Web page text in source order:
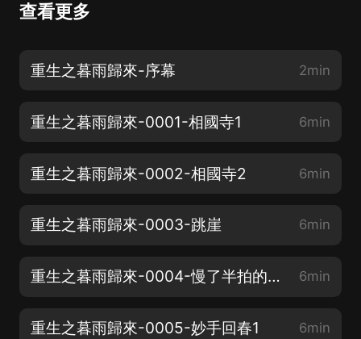
查看更多
重生之暮雨歸來-序幕 2min
重生之暮雨歸來-0001-相國寺1 6min
重生之暮雨歸來-0002-相國寺2 6min
重生之暮雨歸來-0003-跳崖 6min
重生之暮雨歸來-0004-慢了半拍的穿越 6min
重生之暮雨歸來-0005-妙手回春1 6min